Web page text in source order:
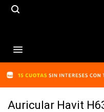

Auricular Havit